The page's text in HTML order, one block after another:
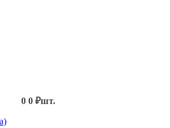
0 0 ₽шт.